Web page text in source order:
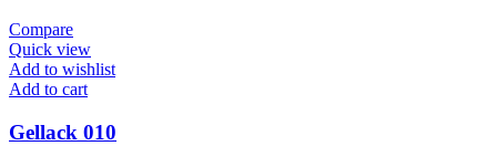
Compare
Quick view
Add to wishlist
Add to cart
Gellack 010